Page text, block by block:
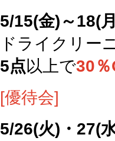
5/15(金)～18(
ドライクリー
5点以上で30
[優待会]
5/26(火)・27(